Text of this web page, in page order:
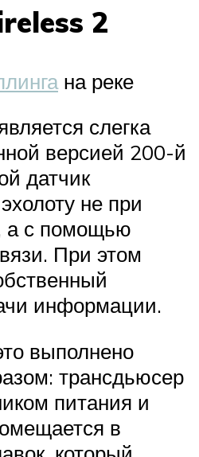
2
на реке
слегка
версией 200-й
датчик
не при
а с помощью
При этом
информации.
выполнено
трансдьюсер
питания и
в